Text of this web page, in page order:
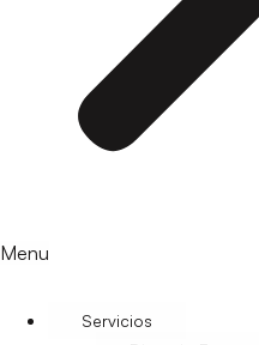
Menu
Servicios